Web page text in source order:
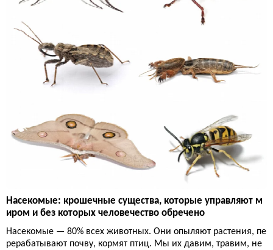
Насекомые: крошечные существа, которые управляют м
иром и без которых человечество обречено
Насекомые — 80% всех животных. Они опыляют растения, пе
рерабатывают почву, кормят птиц. Мы их давим, травим, не